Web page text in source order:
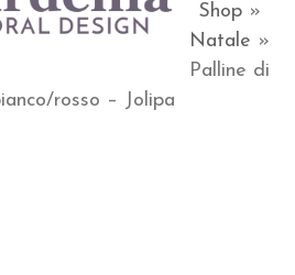
Shop»
Natale »
Palline di
rosso – Jolipa